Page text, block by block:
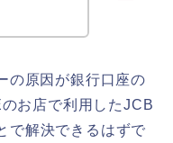
の原因が銀行口座の
お店で利用したJCB
で解決できるはずで